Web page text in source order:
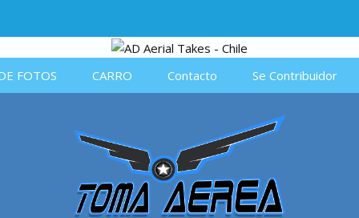
FOTOS CARRO Contacto Se Contribuidor